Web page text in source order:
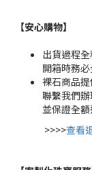
【安心購物】
出貨過程
開箱時務
裸石商品
聯繫我們
並保證全
>>>>查看